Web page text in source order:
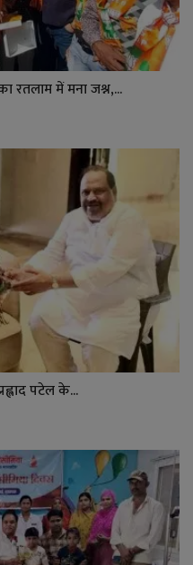
रतलाम में मना जश्न,...
पटेल के...